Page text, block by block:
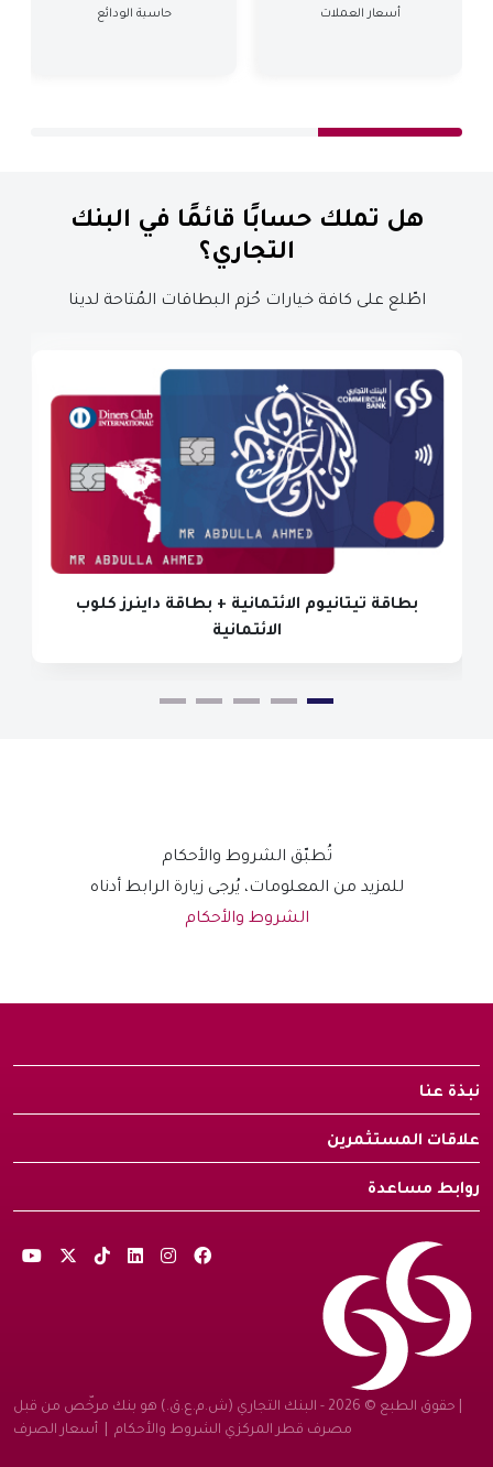
أسعار العملات حاسبة الودائع
هل تملك حسابًا قائمًا في البنك
التجاري؟
اطّلع على كافة خيارات حُزم البطاقات المُتاحة لدينا
بطاقة تيتانيوم الائتمانية + بطاقة داينرز كلوب
الائتمانية
تُطبّق الشروط والأحكام
للمزيد من المعلومات، يُرجى زيارة الرابط أدناه
الشروط والأحكام
نبذة عنا
علاقات المستثمرين
روابط مساعدة
| حقوق الطبع © 2026 - البنك التجاري (ش.م.ع.ق.) هو بنك مرخّص من قبل
مصرف قطر المركزي الشروط والأحكام أسعار الصرف